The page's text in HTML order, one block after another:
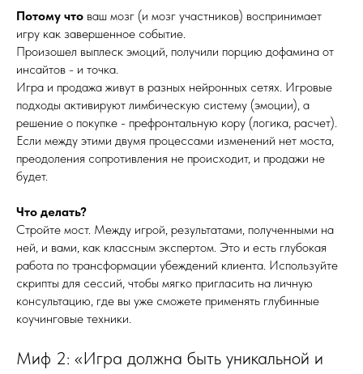
Потому что ваш мозг (и мозг участников) воспринимает
игру как завершенное событие.
Произошел выплеск эмоций, получили порцию дофамина от
инсайтов - и точка.
Игра и продажа живут в разных нейронных сетях. Игровые
подходы активируют лимбическую систему (эмоции), а
решение о покупке - префронтальную кору (логика, расчет).
Если между этими двумя процессами изменений нет моста,
преодоления сопротивления не происходит, и продажи не
будет.
Что делать?
Стройте мост. Между игрой, результатами, полученными на
ней, и вами, как классным экспертом. Это и есть глубокая
работа по трансформации убеждений клиента. Используйте
скрипты для сессий, чтобы мягко пригласить на личную
консультацию, где вы уже сможете применять глубинные
коучинговые техники.
Миф 2: «Игра должна быть уникальной и